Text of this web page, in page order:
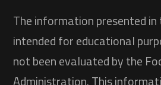
The information presented
intended for educational
not been evaluated by the
Administration. This